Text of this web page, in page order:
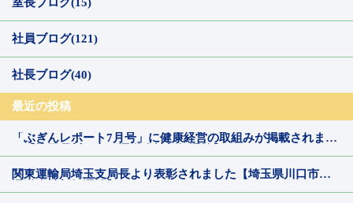
室長ブログ(15)
社員ブログ(121)
社長ブログ(40)
最近の投稿
「ぶぎんレポート7月号」に健康経営の取組みが掲載されまし
関東運輸局埼玉支局長より表彰されました【埼玉県川口市の